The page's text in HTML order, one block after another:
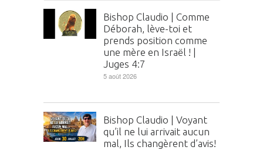
Bishop Claudio | Comme
Déborah, lève-toi et
prends position comme
une mère en Israël ! |
Juges 4:7
5 août 2026
Bishop Claudio | Voyant
qu’il ne lui arrivait aucun
mal, Ils changèrent d’avis!